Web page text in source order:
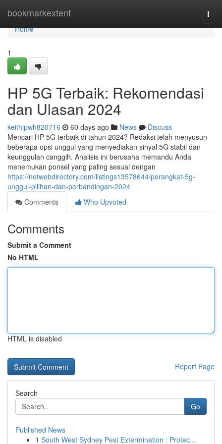
bookmarkextent
Home
Home
1
HP 5G Terbaik: Rekomendasi
dan Ulasan 2024
keithjpwh820716 60 days ago News
Discuss
Mencari HP 5G terbaik di tahun 2024? Redaksi telah menyusun
beberapa opsi unggul yang menyediakan sinyal 5G stabil dan
keunggulan canggih. Analisis ini berusaha memandu Anda
menemukan ponsel yang paling sesuai dengan
https://netwebdirectory.com/listings13578644/perangkat-5g-
unggul-pilihan-dan-perbandingan-2024
Comments
Who Upvoted
Comments
Submit a Comment
No HTML
HTML is disabled
Report Page
Search
Go
Published News
1 South West Sydney Pest Extermination : Protec...